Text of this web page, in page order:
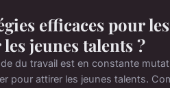
efficaces pour
jeunes talents ?
du travail est en constante
pour attirer les jeunes talents.